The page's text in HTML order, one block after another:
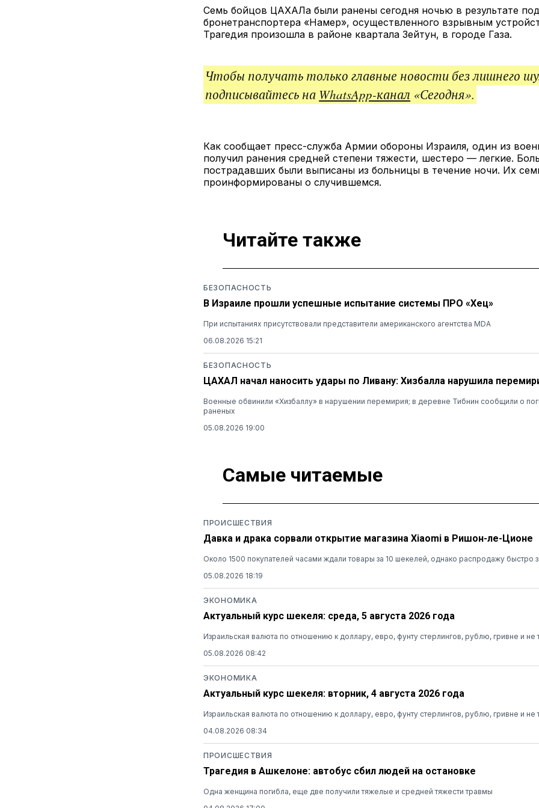
Семь бойцов ЦАХАЛа были ранены сегодня ночью в результате
бронетранспортера «Намер», осуществленного взрывным
Трагедия произошла в районе квартала Зейтун, в городе Газа.
Чтобы получать только главные новости без лишнего
подписывайтесь на WhatsApp-канал «Сегодня».
Как сообщает пресс-служба Армии обороны Израиля, один из
получил ранения средней степени тяжести, шестеро — легкие.
пострадавших были выписаны из больницы в течение ночи. Их
проинформированы о случившемся.
Читайте также
БЕЗОПАСНОСТЬ
В Израиле прошли успешные испытание системы ПРО «Хец»
При испытаниях присутствовали представители американского агентства MDA
06.08.2026 15:21
БЕЗОПАСНОСТЬ
ЦАХАЛ начал наносить удары по Ливану: Хизбалла нарушила
Военные обвинили «Хизбаллу» в нарушении перемирия; в деревне Тибнин сообщили о
раненых
05.08.2026 19:00
Самые читаемые
ПРОИСШЕСТВИЯ
Давка и драка сорвали открытие магазина Xiaomi в Ришон-ле-Ционе
Около 1500 покупателей часами ждали товары за 10 шекелей, однако распродажу быстро
05.08.2026 18:19
ЭКОНОМИКА
Актуальный курс шекеля: среда, 5 августа 2026 года
Израильская валюта по отношению к доллару, евро, фунту стерлингов, рублю, гривне и не
05.08.2026 08:42
ЭКОНОМИКА
Актуальный курс шекеля: вторник, 4 августа 2026 года
Израильская валюта по отношению к доллару, евро, фунту стерлингов, рублю, гривне и не
04.08.2026 08:34
ПРОИСШЕСТВИЯ
Трагедия в Ашкелоне: автобус сбил людей на остановке
Одна женщина погибла, еще две получили тяжелые и средней тяжести травмы